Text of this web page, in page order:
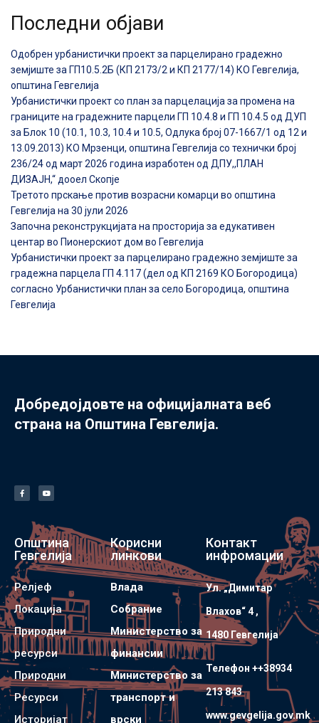
Последни објави
Одобрен урбанистички проект за парцелирано градежно
земјиште за ГП10.5.2Б (КП 2173/2 и КП 2177/14) КО Гевгелија,
општина Гевгелија
Урбанистички проект со план за парцелација за промена на
границите на градежните парцели ГП 10.4.8 и ГП 10.4.5 од ДУП
за Блок 10 (10.1, 10.3, 10.4 и 10.5, Одлука број 07-1667/1 од 12 и
13.09.2013) КО Мрзенци, општина Гевгелија со технички број
236/24 од март 2026 година изработен од ДПУ,,ПЛАН
ДИЗАЈН,“ дооел Скопје
Третото прскање против возрасни комарци во општина
Гевгелија на 30 јули 2026
Започна реконструкцијата на просторија за едукативен
центар во Пионерскиот дом во Гевгелија
Урбанистички проект за парцелирано градежно земјиште за
градежна парцела ГП 4.117 (дел од КП 2169 КО Богородица)
согласно Урбанистички план за село Богородица, општина
Гевгелија
Добредојдовте на официјалната веб
страна на Општина Гевгелија.
Општина
Гевгелија
Релјеф
Локација
Природни
ресурси
Природни
Ресурси
Историјат
Корисни
линкови
Влада
Собрание
Министерство за
финансии
Министерство за
транспорт и
врски
Контакт
инфромации
Ул. „Димитар
Влахов“ 4 ,
1480 Гевгелијa
Телефон ++38934
213 843
www.gevgelija.gov.mk